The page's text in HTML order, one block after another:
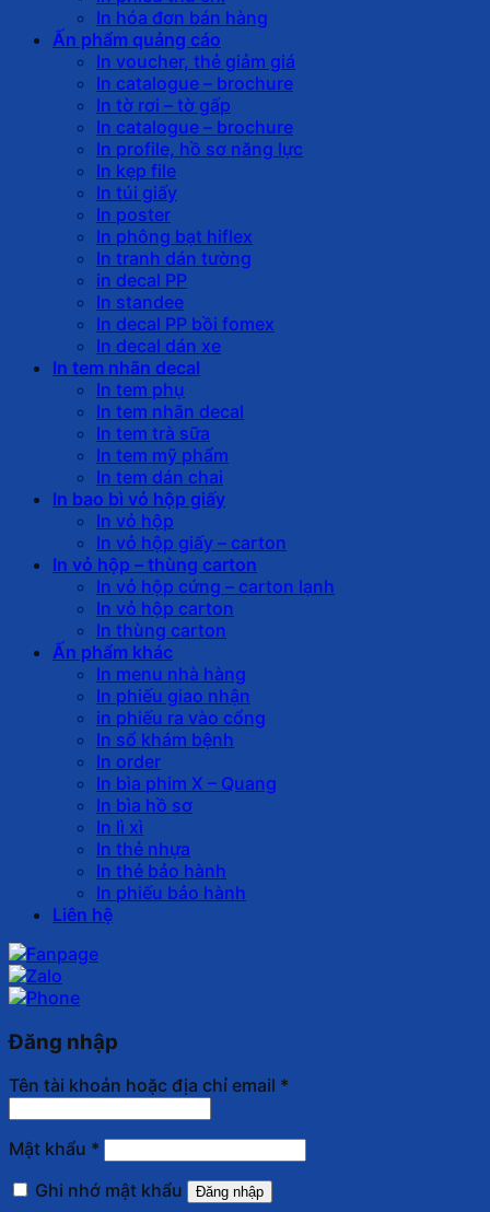
In hóa đơn bán hàng
Ấn phẩm quảng cáo
In voucher, thẻ giảm giá
In catalogue – brochure
In tờ rơi – tờ gấp
In catalogue – brochure
In profile, hồ sơ năng lực
In kẹp file
In túi giấy
In poster
In phông bạt hiflex
In tranh dán tường
in decal PP
In standee
In decal PP bồi fomex
In decal dán xe
In tem nhãn decal
In tem phụ
In tem nhãn decal
In tem trà sữa
In tem mỹ phẩm
In tem dán chai
In bao bì vỏ hộp giấy
In vỏ hộp
In vỏ hộp giấy – carton
In vỏ hộp – thùng carton
In vỏ hộp cứng – carton lạnh
In vỏ hộp carton
In thùng carton
Ấn phẩm khác
In menu nhà hàng
In phiếu giao nhận
in phiếu ra vào cổng
In sổ khám bệnh
In order
In bìa phim X – Quang
In bìa hồ sơ
In lì xì
In thẻ nhựa
In thẻ bảo hành
In phiếu bảo hành
Liên hệ
Đăng nhập
Tên tài khoản hoặc địa chỉ email *
Mật khẩu *
Ghi nhớ mật khẩu
Đăng nhập